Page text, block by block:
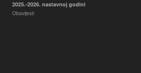
2025.-2026. nastavnoj godini
Obavijesti